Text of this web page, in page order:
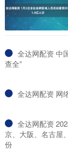
全达网配资 中
查全”
全达网配资 网
全达网配资
京、大阪、名古屋
份